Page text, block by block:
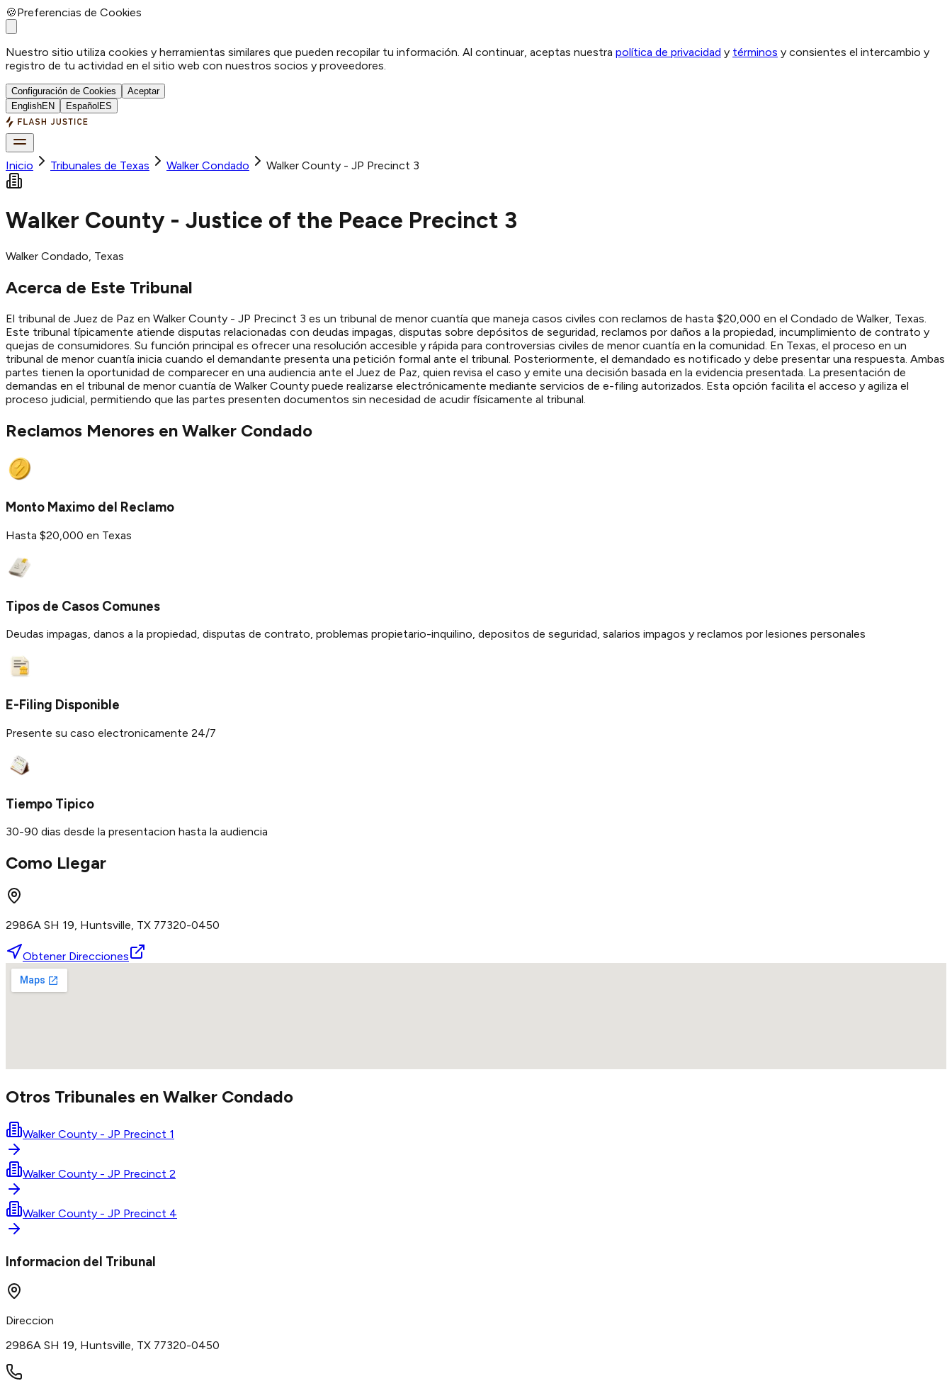
🍪Preferencias de Cookies
Nuestro sitio utiliza cookies y herramientas similares que pueden recopilar tu información. Al continuar, aceptas nuestra política de privacidad y términos y consientes el intercambio y
registro de tu actividad en el sitio web con nuestros socios y proveedores.
Configuración de Cookies
Aceptar
EnglishEN Español ES
Inicio Tribunales de Texas Walker Condado Walker County - JP Precinct 3
Walker County - Justice of the Peace Precinct 3
Walker Condado, Texas
Acerca de Este Tribunal
El tribunal de Juez de Paz en Walker County - JP Precinct 3 es un tribunal de menor cuantía que maneja casos civiles con reclamos de hasta $20,000 en el Condado de Walker, Texas.
Este tribunal típicamente atiende disputas relacionadas con deudas impagas, disputas sobre depósitos de seguridad, reclamos por daños a la propiedad, incumplimiento de contrato y
quejas de consumidores. Su función principal es ofrecer una resolución accesible y rápida para controversias civiles de menor cuantía en la comunidad. En Texas, el proceso en un
tribunal de menor cuantía inicia cuando el demandante presenta una petición formal ante el tribunal. Posteriormente, el demandado es notificado y debe presentar una respuesta. Ambas
partes tienen la oportunidad de comparecer en una audiencia ante el Juez de Paz, quien revisa el caso y emite una decisión basada en la evidencia presentada. La presentación de
demandas en el tribunal de menor cuantía de Walker County puede realizarse electrónicamente mediante servicios de e-filing autorizados. Esta opción facilita el acceso y agiliza el
proceso judicial, permitiendo que las partes presenten documentos sin necesidad de acudir físicamente al tribunal.
Reclamos Menores en Walker Condado
Monto Maximo del Reclamo
Hasta $20,000 en Texas
Tipos de Casos Comunes
Deudas impagas, danos a la propiedad, disputas de contrato, problemas propietario-inquilino, depositos de seguridad, salarios impagos y reclamos por lesiones personales
E-Filing Disponible
Presente su caso electronicamente 24/7
Tiempo Tipico
30-90 dias desde la presentacion hasta la audiencia
Como Llegar
2986A SH 19, Huntsville, TX 77320-0450
Obtener Direcciones
Otros Tribunales en Walker Condado
Walker County - JP Precinct 1
Walker County - JP Precinct 2
Walker County - JP Precinct 4
Informacion del Tribunal
Direccion
2986A SH 19, Huntsville, TX 77320-0450